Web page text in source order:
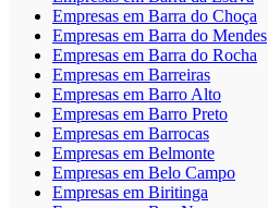
Empresas em Barra do Choça
Empresas em Barra do Mendes
Empresas em Barra do Rocha
Empresas em Barreiras
Empresas em Barro Alto
Empresas em Barro Preto
Empresas em Barrocas
Empresas em Belmonte
Empresas em Belo Campo
Empresas em Biritinga